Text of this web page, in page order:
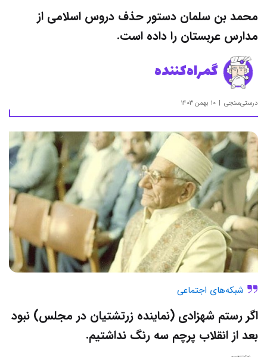
محمد بن سلمان دستور حذف دروس اسلامی از
مدارس عربستان را داده است.
گمراه‌کننده
درستی‌سنجی ۱۰ بهمن ۱۴۰۳
شبکه‌های اجتماعی
اگر رستم شهزادی (نماینده زرتشتیان در مجلس) نبود
بعد از انقلاب پرچم سه رنگ نداشتیم.